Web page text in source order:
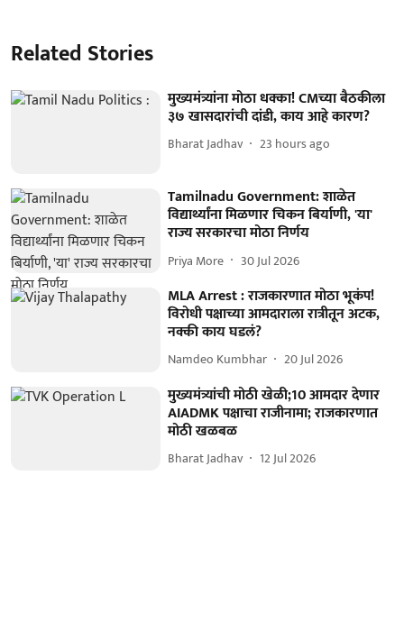
Related Stories
मुख्यमंत्र्यांना मोठा धक्का! CMच्या बैठकीला
३७ खासदारांची दांडी, काय आहे कारण?
Bharat Jadhav 23 hours ago
Tamilnadu Government: शाळेत
विद्यार्थ्यांना मिळणार चिकन बिर्याणी, 'या'
राज्य सरकारचा मोठा निर्णय
Priya More 30 Jul 2026
MLA Arrest : राजकारणात मोठा भूकंप!
विरोधी पक्षाच्या आमदाराला रात्रीतून अटक,
नक्की काय घडलं?
Namdeo Kumbhar 20 Jul 2026
मुख्यमंत्र्यांची मोठी खेळी;10 आमदार देणार
AIADMK पक्षाचा राजीनामा; राजकारणात
मोठी खळबळ
Bharat Jadhav 12 Jul 2026